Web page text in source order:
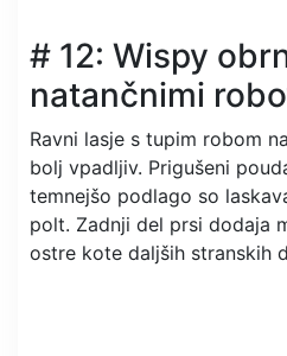
# 12: Wispy
natančnimi
Ravni lasje s tupim robom
bolj vpadljiv. Prigušeni
temnejšo podlago so
polt. Zadnji del prsi dodaja
ostre kote daljših stranskih